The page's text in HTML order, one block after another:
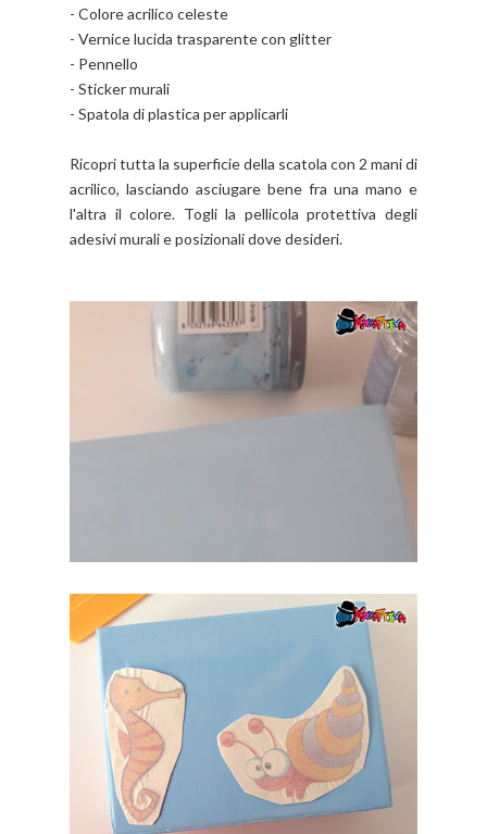
- Colore acrilico celeste
- Vernice lucida trasparente con glitter
- Pennello
- Sticker murali
- Spatola di plastica per applicarli
Ricopri tutta la superficie della scatola con 2 mani di
acrilico, lasciando asciugare bene fra una mano e
l'altra il colore. Togli la pellicola protettiva degli
adesivi murali e posizionali dove desideri.